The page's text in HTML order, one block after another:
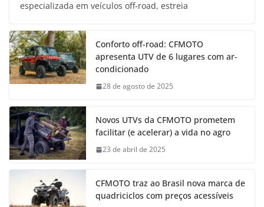
especializada em veículos off-road, estreia
Conforto off-road: CFMOTO
apresenta UTV de 6 lugares com ar-
condicionado
28 de agosto de 2025
Novos UTVs da CFMOTO prometem
facilitar (e acelerar) a vida no agro
23 de abril de 2025
CFMOTO traz ao Brasil nova marca de
quadriciclos com preços acessíveis